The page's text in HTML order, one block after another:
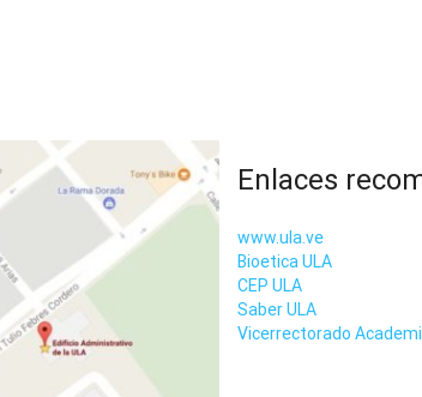
Enlaces
www.ula.ve
Bioetica ULA
CEP ULA
Saber ULA
Vicerrectorado